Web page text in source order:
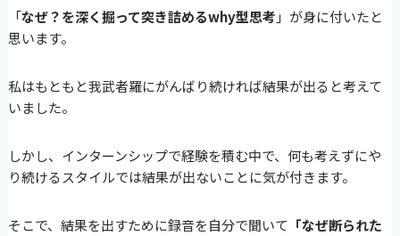
「なぜ？を深く掘って突き詰めるwhy型思考 」が身に付いたと
思います。
私はもともと我武者羅にがんばり続ければ結果が出ると考えて
いました。
しかし、インターンシップで経験を積む中で、何も考えずにや
り続けるスタイルでは結果が出ないことに気が付きます。
そこで、結果を出すために録音を自分で聞いて 「なぜ断られた